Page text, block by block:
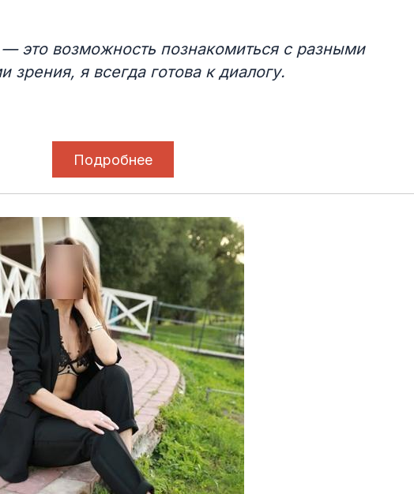
это возможность познакомиться с разными
зрения, я всегда готова к диалогу.
Подробнее